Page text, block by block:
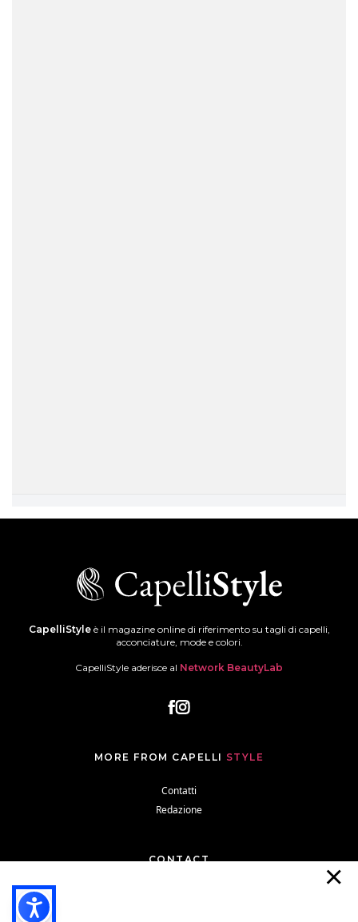
CapelliStyleè il magazine online di riferimento su tagli di capelli,
acconciature, mode e colori.
CapelliStyle aderisce al Network BeautyLab
MORE FROM CAPELLI STYLE
Contatti
Redazione
CONTACT